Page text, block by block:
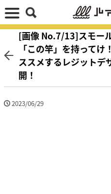
[画像 No.7/13]スモー
「この竿」を持って
ススメするレジットデ
開！
2023/06/29